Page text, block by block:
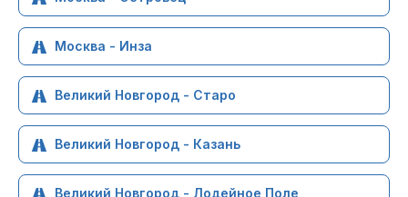
Москва - Инза
Великий Новгород - Старо
Великий Новгород - Казань
Великий Новгород - Лодейное Поле